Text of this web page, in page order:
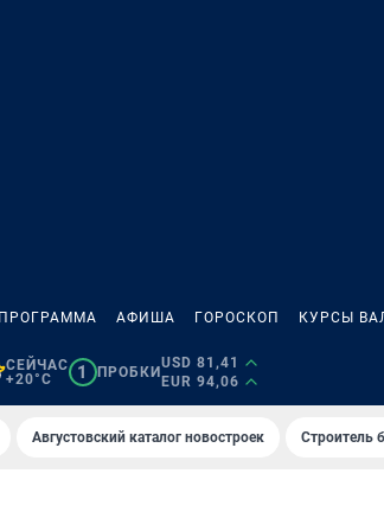
АФИША ГОРОСКОП КУРСЫ
СЕЙЧАС
+20°C
1 ПРОБКИ
USD 81,41
EUR 94,06
Августовский каталог новостроек Строитель